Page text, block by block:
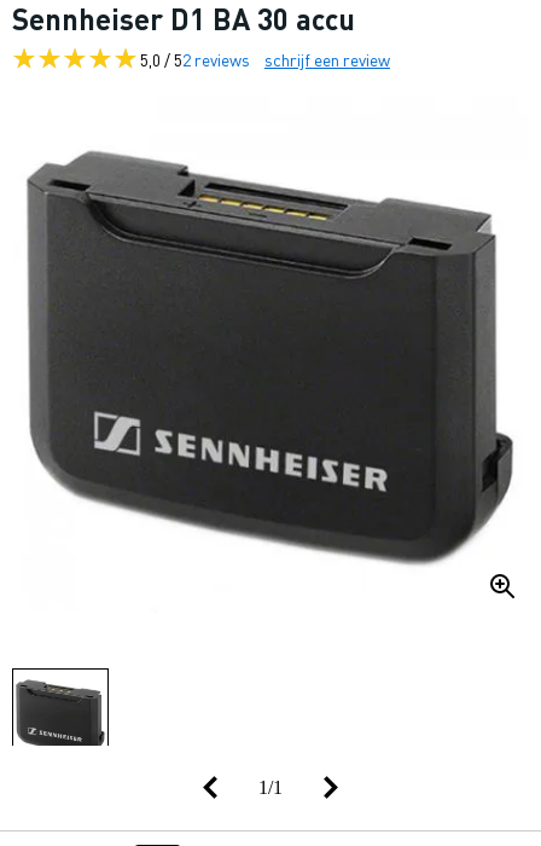
Sennheiser D1 BA 30 accu
5,0 / 52 reviews schrijf een review
1/1